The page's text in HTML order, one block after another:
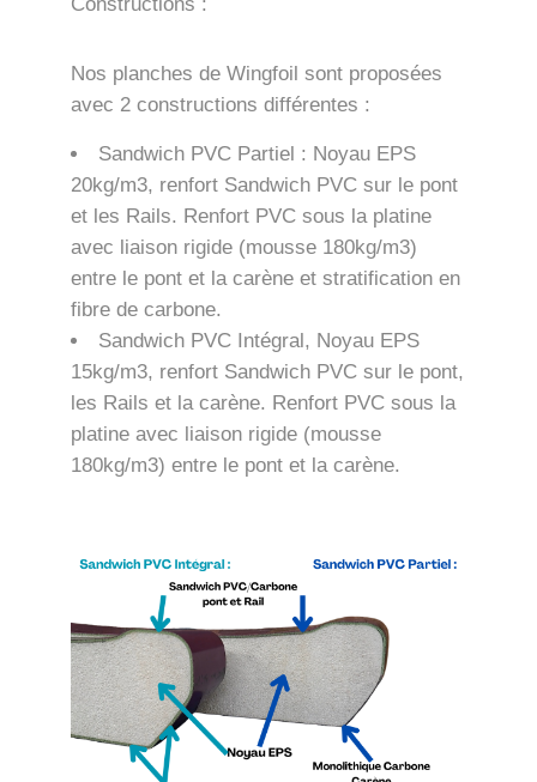
Nos planches de Wingfoil sont proposées
avec 2 constructions différentes :
Sandwich PVC Partiel : Noyau EPS
20kg/m3, renfort Sandwich PVC sur le pont
et les Rails. Renfort PVC sous la platine
avec liaison rigide (mousse 180kg/m3)
entre le pont et la carène et stratification en
fibre de carbone.
Sandwich PVC Intégral, Noyau EPS
15kg/m3, renfort Sandwich PVC sur le pont,
les Rails et la carène. Renfort PVC sous la
platine avec liaison rigide (mousse
180kg/m3) entre le pont et la carène.